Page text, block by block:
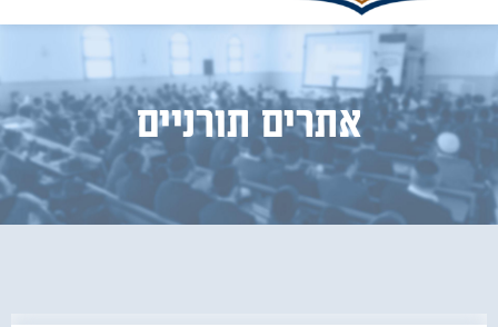
אתרים תורניים